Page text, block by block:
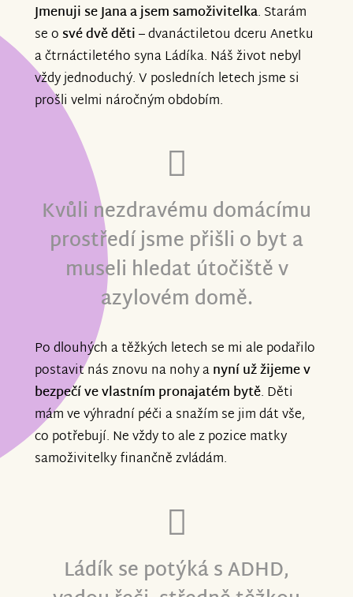
Jmenuji se Jana ajsem samoživitelka. Starám
se osvé dvě děti– dvanáctiletou dceru Anetku
a čtrnáctiletého syna Ládíka. Náš život nebyl
vždy jednoduchý. V posledních letech jsme si
prošli velmi náročným obdobím.
Kvůli nezdravému domácímu
prostředí jsme přišli o byt a
museli hledat útočiště v
azylovém domě.
Po dlouhých a těžkých letech se mi ale podařilo
postavit nás znovu na nohy anyní už žijeme v
bezpečí ve vlastním pronajatém bytě. Děti
mám ve výhradní péči a snažím se jim dát vše,
co potřebují. Ne vždy to ale z pozice matky
samoživitelky finančně zvládám.
Ládík se potýká s ADHD,